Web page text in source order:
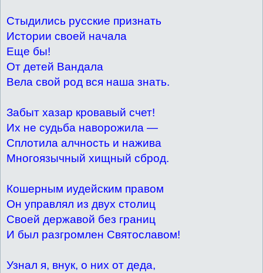
Стыдились русские признать
Истории своей начала
Еще бы!
От детей Вандала
Вела свой род вся наша знать.
Забыт хазар кровавый счет!
Их не судьба наворожила —
Сплотила алчность и нажива
Многоязычный хищный сброд.
Кошерным иудейским правом
Он управлял из двух столиц
Своей державой без границ
И был разгромлен Святославом!
Узнал я, внук, о них от деда,